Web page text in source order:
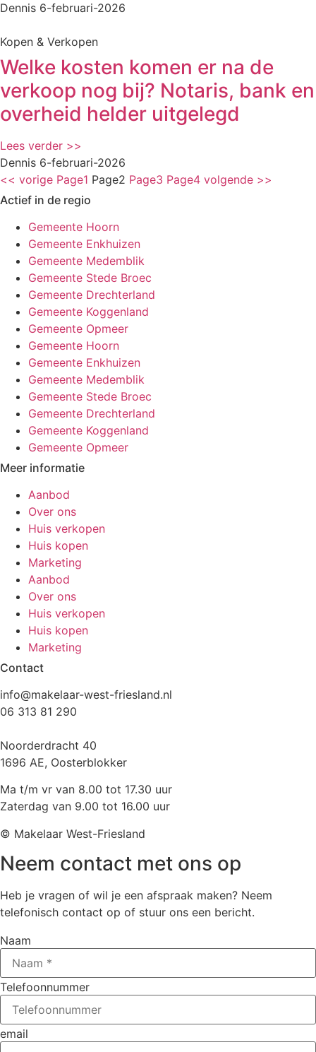
Dennis 6-februari-2026
Kopen & Verkopen
Welke kosten komen er na de
verkoop nog bij? Notaris, bank en
overheid helder uitgelegd
Lees verder >>
Dennis 6-februari-2026
<< vorige Page1 Page2 Page3 Page4 volgende >>
Actief in de regio
Gemeente Hoorn
Gemeente Enkhuizen
Gemeente Medemblik
Gemeente Stede Broec
Gemeente Drechterland
Gemeente Koggenland
Gemeente Opmeer
Gemeente Hoorn
Gemeente Enkhuizen
Gemeente Medemblik
Gemeente Stede Broec
Gemeente Drechterland
Gemeente Koggenland
Gemeente Opmeer
Meer informatie
Aanbod
Over ons
Huis verkopen
Huis kopen
Marketing
Aanbod
Over ons
Huis verkopen
Huis kopen
Marketing
Contact
info@makelaar-west-friesland.nl
06 313 81 290
Noorderdracht 40
1696 AE, Oosterblokker
Ma t/m vr van 8.00 tot 17.30 uur
Zaterdag van 9.00 tot 16.00 uur
© Makelaar West-Friesland
Neem contact met ons op
Heb je vragen of wil je een afspraak maken? Neem
telefonisch contact op of stuur ons een bericht.
Naam
Telefoonnummer
email